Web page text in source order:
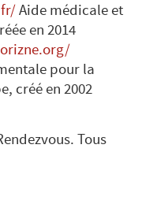
Aide médicale et
en 2014
pour la
créé en 2002
Tous